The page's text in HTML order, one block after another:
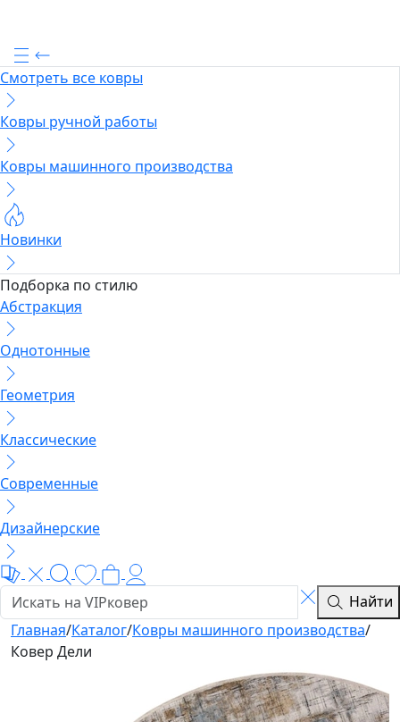
Смотреть все ковры
Ковры ручной работы
Ковры машинного производства
Новинки
Подборка по стилю
Абстракция
Однотонные
Геометрия
Классические
Современные
Дизайнерские
Найти
Главная/Каталог/Ковры машинного производства/
Ковер Дели